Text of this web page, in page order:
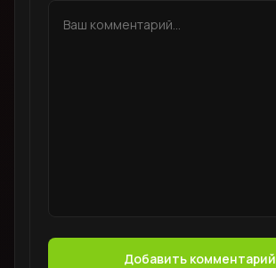
Добавить комментарий